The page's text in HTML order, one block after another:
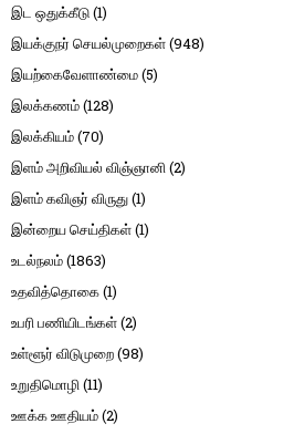
இட ஒதுக்கீடு(1)
இயக்குநர் செயல்முறைகள்(948)
இயற்கைவேளாண்மை(5)
இலக்கணம்(128)
இலக்கியம்(70)
இளம் அறிவியல் விஞ்ஞானி(2)
இளம் கவிஞர் விருது(1)
இன்றைய செய்திகள்(1)
உடல்நலம்(1863)
உதவித்தொகை(1)
உபரி பணியிடங்கள்(2)
உள்ளூர் விடுமுறை(98)
உறுதிமொழி(11)
ஊக்க ஊதியம்(2)